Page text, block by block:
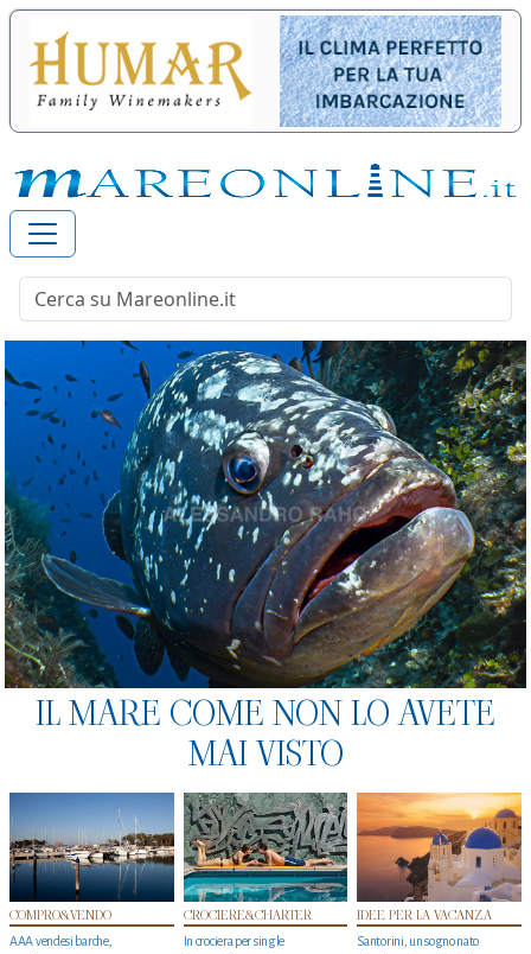
IL MARE COME NON LO AVETE
MAI VISTO
COMPRO&VENDO
AAA vendesi barche,
CROCIERE&CHARTER
In crociera per single
IDEE PER LA VACANZA
Santorini, un sogno nato